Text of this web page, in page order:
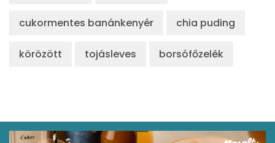
cukormentes banánkenyér chia puding
körözött tojásleves borsófőzelék